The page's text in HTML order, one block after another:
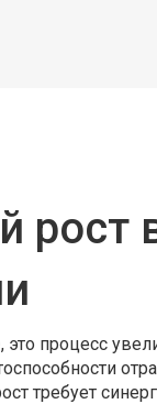
рост
, это процесс
требует